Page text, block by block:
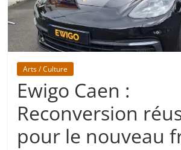
Arts / Culture
Ewigo Caen :
Reconversion
pour le nouveau